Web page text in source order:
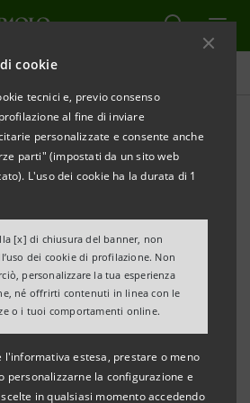
cookie
tecnici e, previo consenso
al fine di inviare
personalizzate e consente anche
parti" (impostati da un sito web
L'uso dei cookie ha la durata di 1
[x] di chiusura del banner, non
dei cookie di profilazione. Non
personalizzare la tua esperienza
né offrirti contenuti in linea con le
o i tuoi comportamenti online.
l'informativa estesa, prestare o meno
personalizzarne la configurazione e
in qualsiasi momento accedendo
dalla banca
e il Festival
al11 luglio 2021